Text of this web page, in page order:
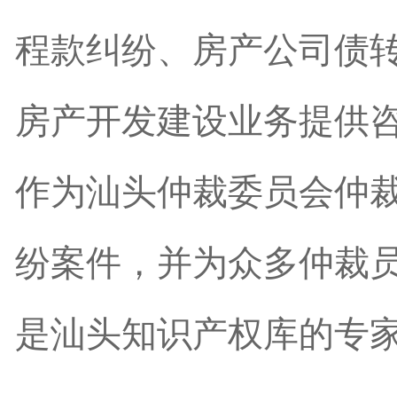
程款纠纷、房产公司债
房产开发建设业务提供
作为汕头仲裁委员会仲
纷案件，并为众多仲裁
是汕头知识产权库的专